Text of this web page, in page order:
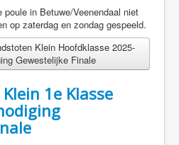
poule in Betuwe/Veenendaal niet
op zaterdag en zondag gespeeld.
Klein Hoofdklasse 2025-
Gewestelijke Finale
1e Klasse